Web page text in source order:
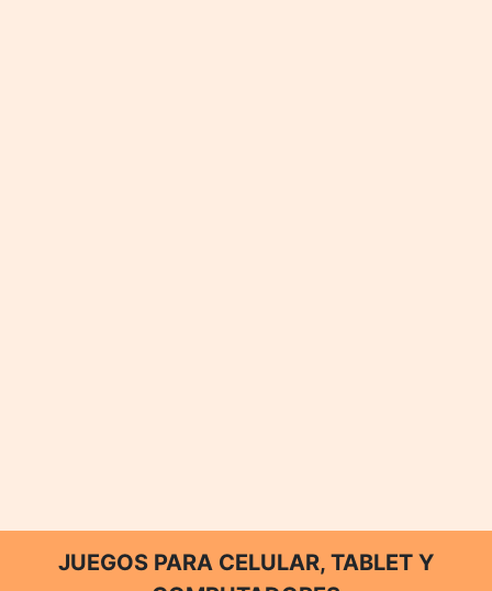
JUEGOS PARA CELULAR, TABLET Y